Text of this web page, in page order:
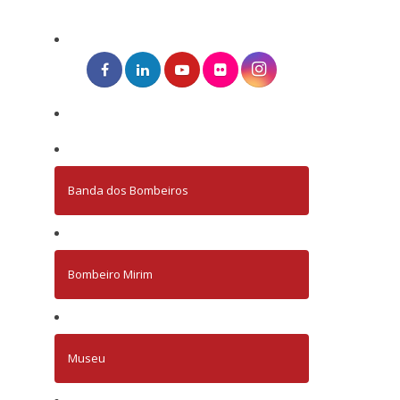
Banda dos Bombeiros
Bombeiro Mirim
Museu